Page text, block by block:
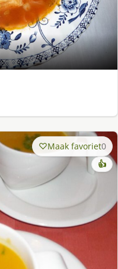
Maak favoriet0
👍